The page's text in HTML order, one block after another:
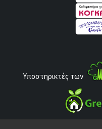
Υποστηρικτές των